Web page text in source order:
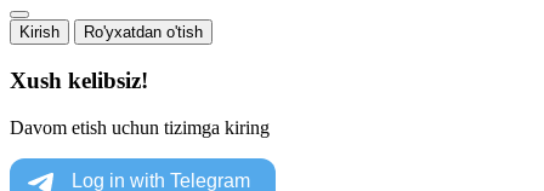
Kirish Ro'yxatdan o'tish
Xush kelibsiz!
Davom etish uchun tizimga kiring